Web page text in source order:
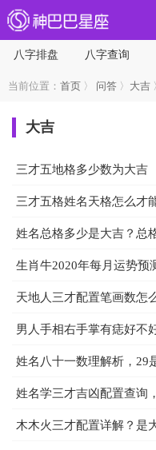
八字排盘 八字查询
当前位置： 首页 〉 问答 〉 大吉
大吉
三才五地格多少数为大吉
三才五格姓名天格怎么才
姓名总格多少是大吉？总
生肖牛2020年每月运势预
天地人三才配置笔画数怎
男人手相右手掌有痣好不
姓名八十一数理解析，29
姓名学三才吉凶配置查询
木木火三才配置详解？是